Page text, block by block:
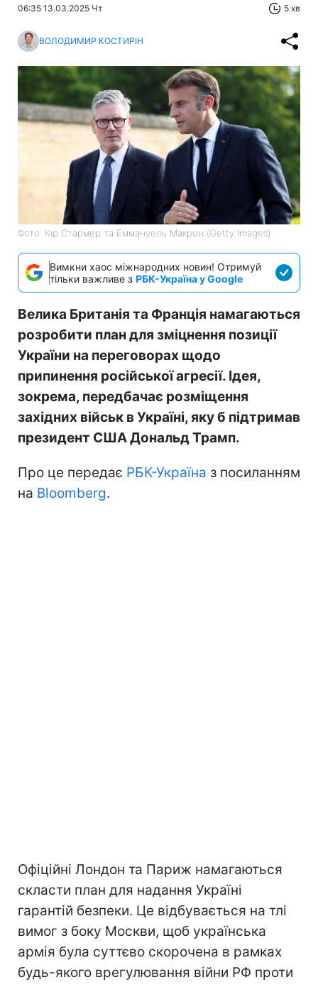
06:35 13.03.2025 Чт 5 хв
ВОЛОДИМИР КОСТИРІН
Фото: Кір Стармер та Еммануель Макрон (Getty Images)
Вимкни хаос міжнародних новин! Отримуй
тільки важливе з РБК-Україна у Google
Велика Британія та Франція намагаються
розробити план для зміцнення позиції
України на переговорах щодо
припинення російської агресії. Ідея,
зокрема, передбачає розміщення
західних військ в Україні, яку б підтримав
президент США Дональд Трамп.
Про це передає РБК-Україна з посиланням
на Bloomberg.
Офіційні Лондон та Париж намагаються
скласти план для надання Україні
гарантій безпеки. Це відбувається на тлі
вимог з боку Москви, щоб українська
армія була суттєво скорочена в рамках
будь-якого врегулювання війни РФ проти